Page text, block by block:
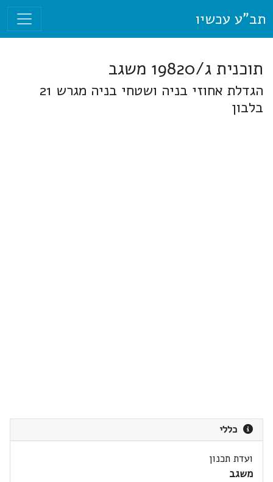
תב"ע עכשיו
תוכנית ג/19820 משגב
הגדלת אחוזי בניה ושטחי בניה מגרש 21
בלבון
כללי
ועדת תכנון
משגב